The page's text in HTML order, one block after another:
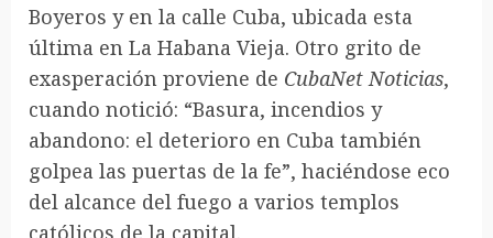
Boyeros y en la calle Cuba, ubicada esta
última en La Habana Vieja. Otro grito de
exasperación proviene de CubaNet Noticias,
cuando notició: “Basura, incendios y
abandono: el deterioro en Cuba también
golpea las puertas de la fe”, haciéndose eco
del alcance del fuego a varios templos
católicos de la capital.